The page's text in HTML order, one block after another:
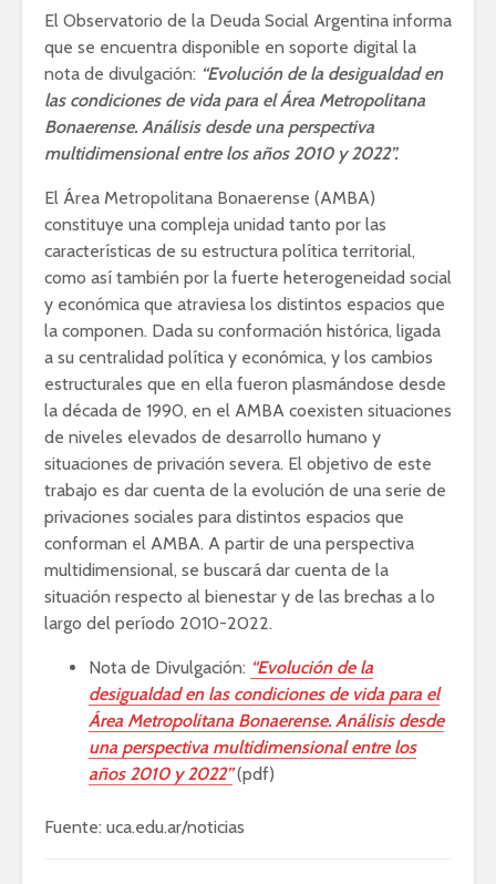
El Observatorio de la Deuda Social Argentina informa
que se encuentra disponible en soporte digital la
nota de divulgación: “Evolución de la desigualdad en
las condiciones de vida para el Área Metropolitana
Bonaerense. Análisis desde una perspectiva
multidimensional entre los años 2010 y 2022”.
El Área Metropolitana Bonaerense (AMBA)
constituye una compleja unidad tanto por las
características de su estructura política territorial,
como así también por la fuerte heterogeneidad social
y económica que atraviesa los distintos espacios que
la componen. Dada su conformación histórica, ligada
a su centralidad política y económica, y los cambios
estructurales que en ella fueron plasmándose desde
la década de 1990, en el AMBA coexisten situaciones
de niveles elevados de desarrollo humano y
situaciones de privación severa. El objetivo de este
trabajo es dar cuenta de la evolución de una serie de
privaciones sociales para distintos espacios que
conforman el AMBA. A partir de una perspectiva
multidimensional, se buscará dar cuenta de la
situación respecto al bienestar y de las brechas a lo
largo del período 2010-2022.
Nota de Divulgación: “Evolución de la
desigualdad en las condiciones de vida para el
Área Metropolitana Bonaerense. Análisis desde
una perspectiva multidimensional entre los
años 2010 y 2022” (pdf)
Fuente: uca.edu.ar/noticias